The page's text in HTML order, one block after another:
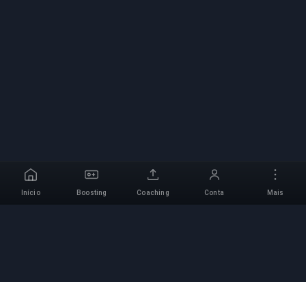
Início Boosting Coaching Conta Mais